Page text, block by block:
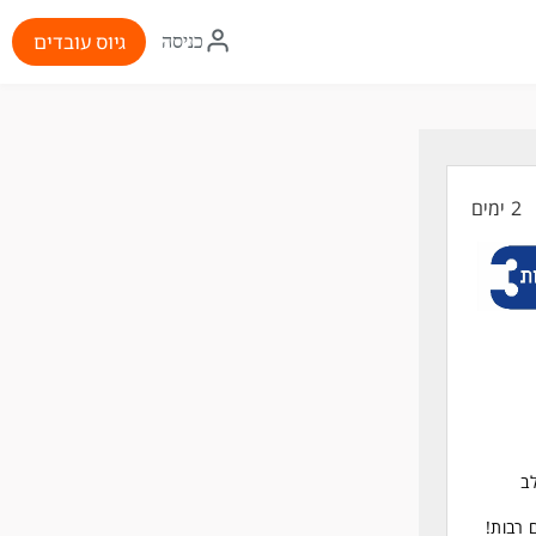
איקון
התחברות
כניסה גיוס עובדים
2 ימים
רבות!